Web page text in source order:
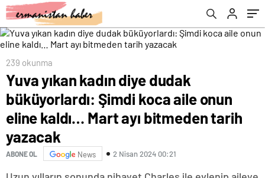
bitmeden tarih yazacak
239 okunma
Yuva yıkan kadın diye dudak
büküyorlardı: Şimdi koca aile onun
eline kaldı… Mart ayı bitmeden tarih
yazacak
ABONE OL News 2 Nisan 2024 00:21